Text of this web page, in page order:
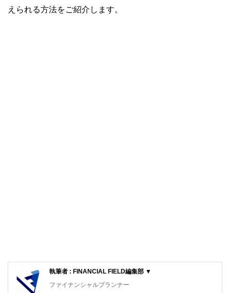
えられる方法をご紹介します。
執筆者 : FINANCIAL FIELD編集部 ▼
ファイナンシャルプランナー